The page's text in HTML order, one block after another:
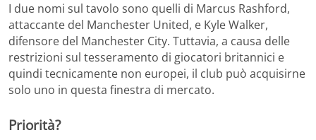
I due nomi sul tavolo sono quelli di Marcus Rashford,
attaccante del Manchester United, e Kyle Walker,
difensore del Manchester City. Tuttavia, a causa delle
restrizioni sul tesseramento di giocatori britannici e
quindi tecnicamente non europei, il club può acquisirne
solo uno in questa finestra di mercato.
Priorità?